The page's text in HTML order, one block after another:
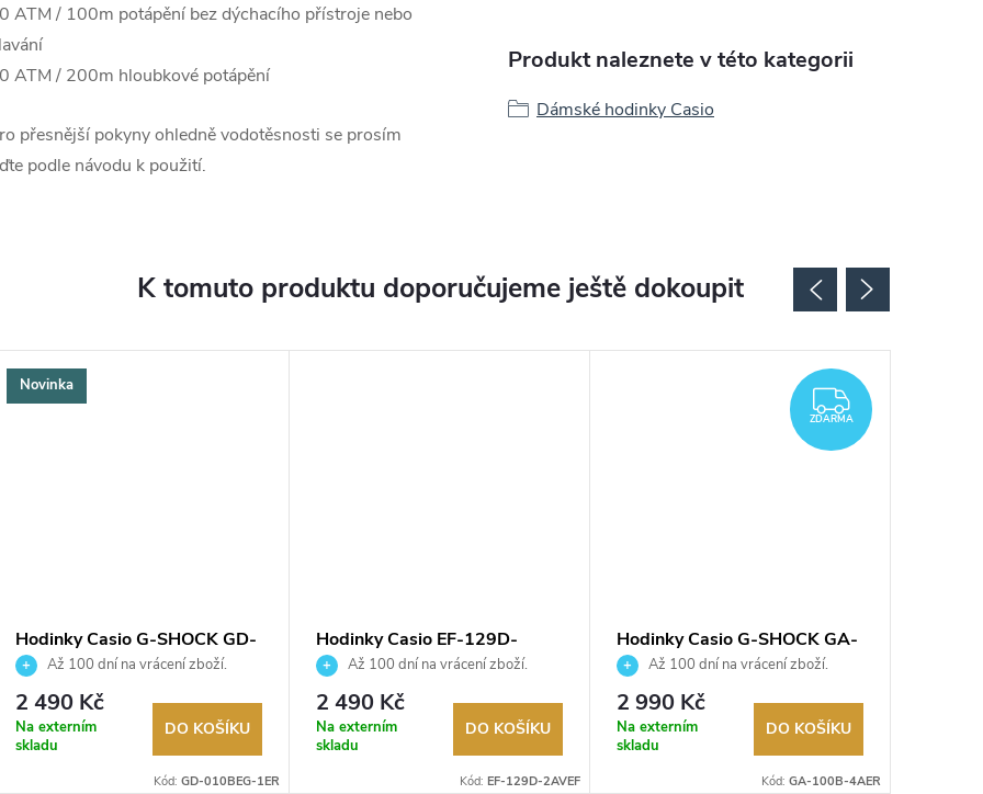
ATM / 100m potápění bez dýchacího přístroje nebo
ATM / 200m hloubkové potápění
přesnější pokyny ohledně vodotěsnosti se prosím
podle návodu k použití.
Produkt naleznete v této kategorii
Dámské hodinky Casio
K tomuto produktu doporučujeme ještě dokoupit
Novinka
Hodinky Casio G-SHOCK GD-
010BEG-1ER
Až 100 dní na vrácení zboží.
Autorizovaný prodejce.
2 490 Kč
Na externím
skladu
DO KOŠÍKU
Kód: GD-010BEG-1ER
Hodinky Casio EF-129D-
2AVEFAž 100 dní na vrácení zboží.
Autorizovaný prodejce.
2 490 Kč
Na externím
skladu
DO KOŠÍKU
Kód: EF-129D-2AVEF
ZDARMA
ZDARMA
Hodinky Casio G-SHOCK GA-
100B-4AER
Až 100 dní na vrácení zboží.
Autorizovaný prodejce.
2 990 Kč
Na externím
skladu
DO KOŠÍKU
Kód: GA-100B-4AER